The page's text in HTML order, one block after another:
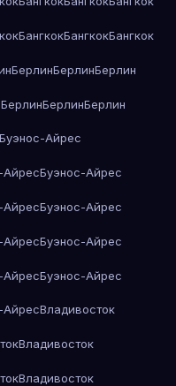
БангкокБангкокБангкок
БерлинБерлинБерлин
БерлинБерлинБерлин
Буэнос-Айрес
АйресБуэнос-Айрес
АйресБуэнос-Айрес
АйресБуэнос-Айрес
АйресБуэнос-Айрес
АйресВладивосток
Владивосток
Владивосток